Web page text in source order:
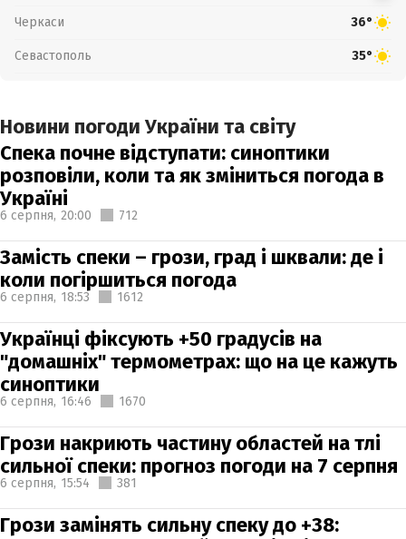
Черкаси 36°
Севастополь 35°
Новини погоди України та світу
Спека почне відступати: синоптики
розповіли, коли та як зміниться погода в
Україні
6 серпня, 20:00 712
Замість спеки – грози, град і шквали: де і
коли погіршиться погода
6 серпня, 18:53 1612
Українці фіксують +50 градусів на
"домашніх" термометрах: що на це кажуть
синоптики
6 серпня, 16:46 1670
Грози накриють частину областей на тлі
сильної спеки: прогноз погоди на 7 серпня
6 серпня, 15:54 381
Грози замінять сильну спеку до +38: